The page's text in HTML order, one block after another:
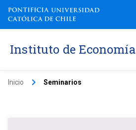
Instituto de Economía
Inicio keyboard_arrow_right Seminarios